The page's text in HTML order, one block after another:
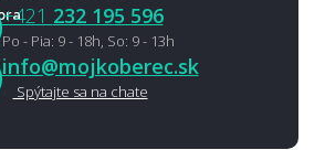
+421 232 195 596
Po - Pia: 9 - 18h, So: 9 - 13h
info@mojkoberec.sk
Spýtajte sa na chate